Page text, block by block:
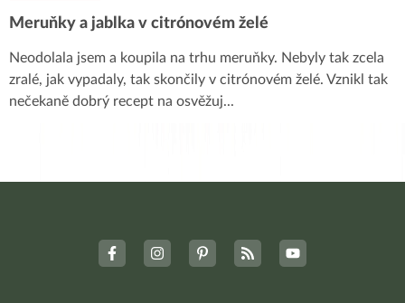
Meruňky a jablka v citrónovém želé
Neodolala jsem a koupila na trhu meruňky. Nebyly tak zcela
zralé, jak vypadaly, tak skončily v citrónovém želé. Vznikl tak
nečekaně dobrý recept na osvěžuj...